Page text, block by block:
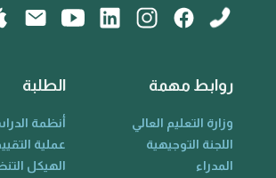
روابط مهمة
وزارة التعليم العالي
اللجنة التوجيهية
المدراء
الطلبة
أنظمة
عملية
الهيكل